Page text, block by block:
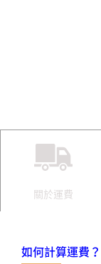
關於運費
如何計算運費？